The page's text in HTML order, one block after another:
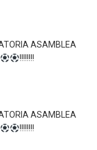
ASAMBLEA
!!!!!!!!
ASAMBLEA
!!!!!!!!